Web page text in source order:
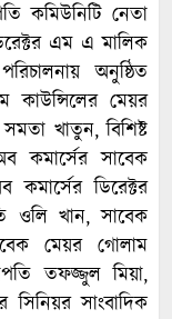
কমিউনিটি নেতা
এম এ মালিক
অনুষ্ঠিত
কাউন্সিলের মেয়র
খাতুন, বিশিষ্ট
কমার্সের সাবেক
ডিরেক্টর
ওলি খান, সাবেক
মেয়র গোলাম
তফজ্জুল মিয়া,
সাংবাদিক